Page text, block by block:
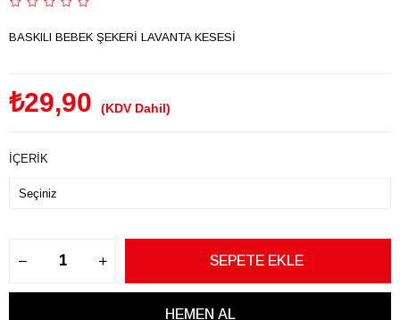
BASKILI BEBEK ŞEKERİ LAVANTA KESESİ
₺29,90 (KDV Dahil)
İÇERİK